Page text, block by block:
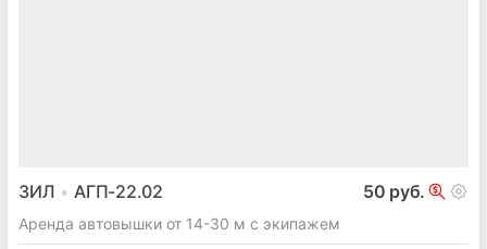
ЗИЛ АГП-22.02 50 руб.
Аренда автовышки от 14-30 м с экипажем